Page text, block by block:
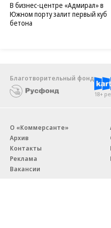
В бизнес-центре «Адмирал» в
Южном порту залит первый куб
бетона
Благотворительный фонд
18+
О «Коммерсанте»
Архив
Контакты
Реклама
Вакансии